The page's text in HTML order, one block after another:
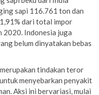
sapi 116.761 ton dan
dari total impor
2020. Indonesia juga
belum dinyatakan bebas
tindakan teror
menyebarkan penyakit
Aksi ini bervariasi, mulai